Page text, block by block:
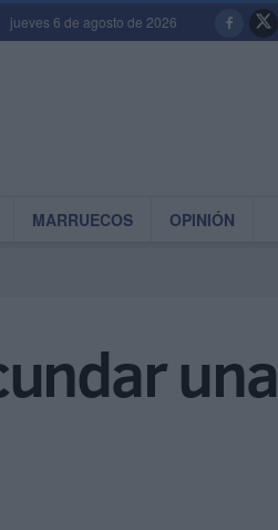
jueves 6 de agosto de 2026
MARRUECOS OPINIÓN
una